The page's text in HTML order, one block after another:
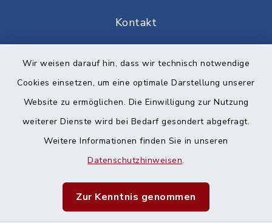
Wir weisen darauf hin, dass wir technisch notwendige
Cookies einsetzen, um eine optimale Darstellung unserer
Website zu ermöglichen. Die Einwilligung zur Nutzung
weiterer Dienste wird bei Bedarf gesondert abgefragt.
Weitere Informationen finden Sie in unseren
Datenschutzhinweisen.
Zur Kenntnis genommen
Kontakt
Datenschutz
Impressum
Sitemap
Cookie-Einstellungen